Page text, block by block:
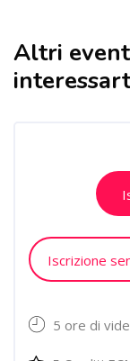
Salta [Cocoon]
Altri
Iscrizione
5 ore di